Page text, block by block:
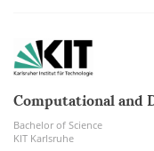
Computational and
Bachelor of Science
KIT Karlsruhe